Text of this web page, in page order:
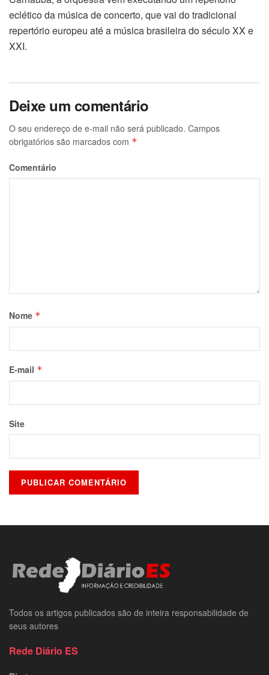
eclético da música de concerto, que vai do tradicional
repertório europeu até a música brasileira do século XX e
XXI.
Deixe um comentário
O seu endereço de e-mail não será publicado. Campos
obrigatórios são marcados com *
Comentário
Nome *
E-mail *
Site
Todos os artigos publicados são de inteira responsabilidade de
seus autores
Rede Diário ES